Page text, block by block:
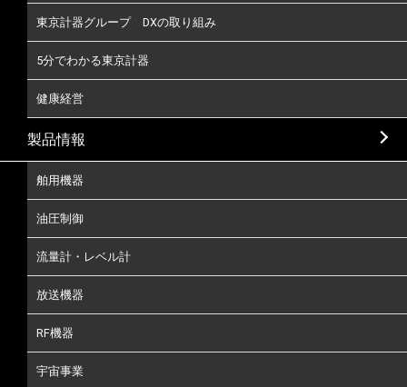
東京計器グループ DXの取り組み
5分でわかる東京計器
健康経営
製品情報
舶用機器
油圧制御
流量計・レベル計
放送機器
RF機器
宇宙事業